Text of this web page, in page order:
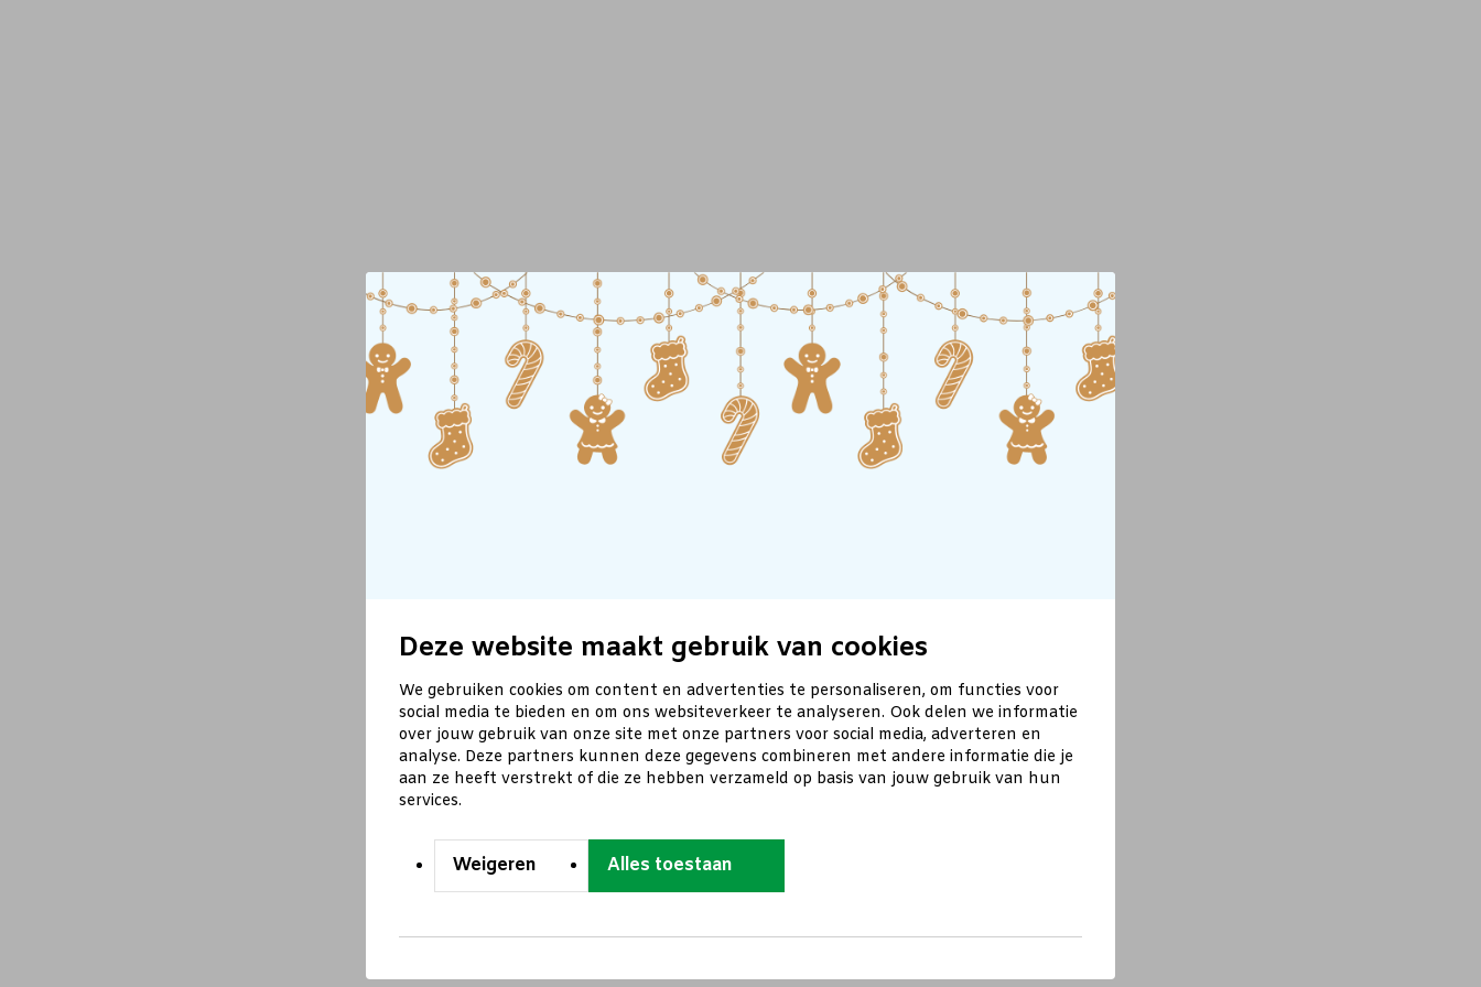
Deze website maakt gebruik van cookies
We gebruiken cookies om content en advertenties te personaliseren, om functies voor
social media te bieden en om ons websiteverkeer te analyseren. Ook delen we informatie
over jouw gebruik van onze site met onze partners voor social media, adverteren en
analyse. Deze partners kunnen deze gegevens combineren met andere informatie die je
aan ze heeft verstrekt of die ze hebben verzameld op basis van jouw gebruik van hun
services.
Weigeren Alles toestaan